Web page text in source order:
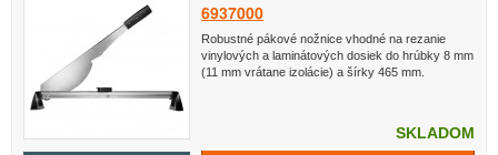
6937000
Robustné pákové nožnice vhodné na rezanie
vinylových a laminátových dosiek do hrúbky 8 mm
(11 mm vrátane izolácie) a šírky 465 mm.
SKLADOM